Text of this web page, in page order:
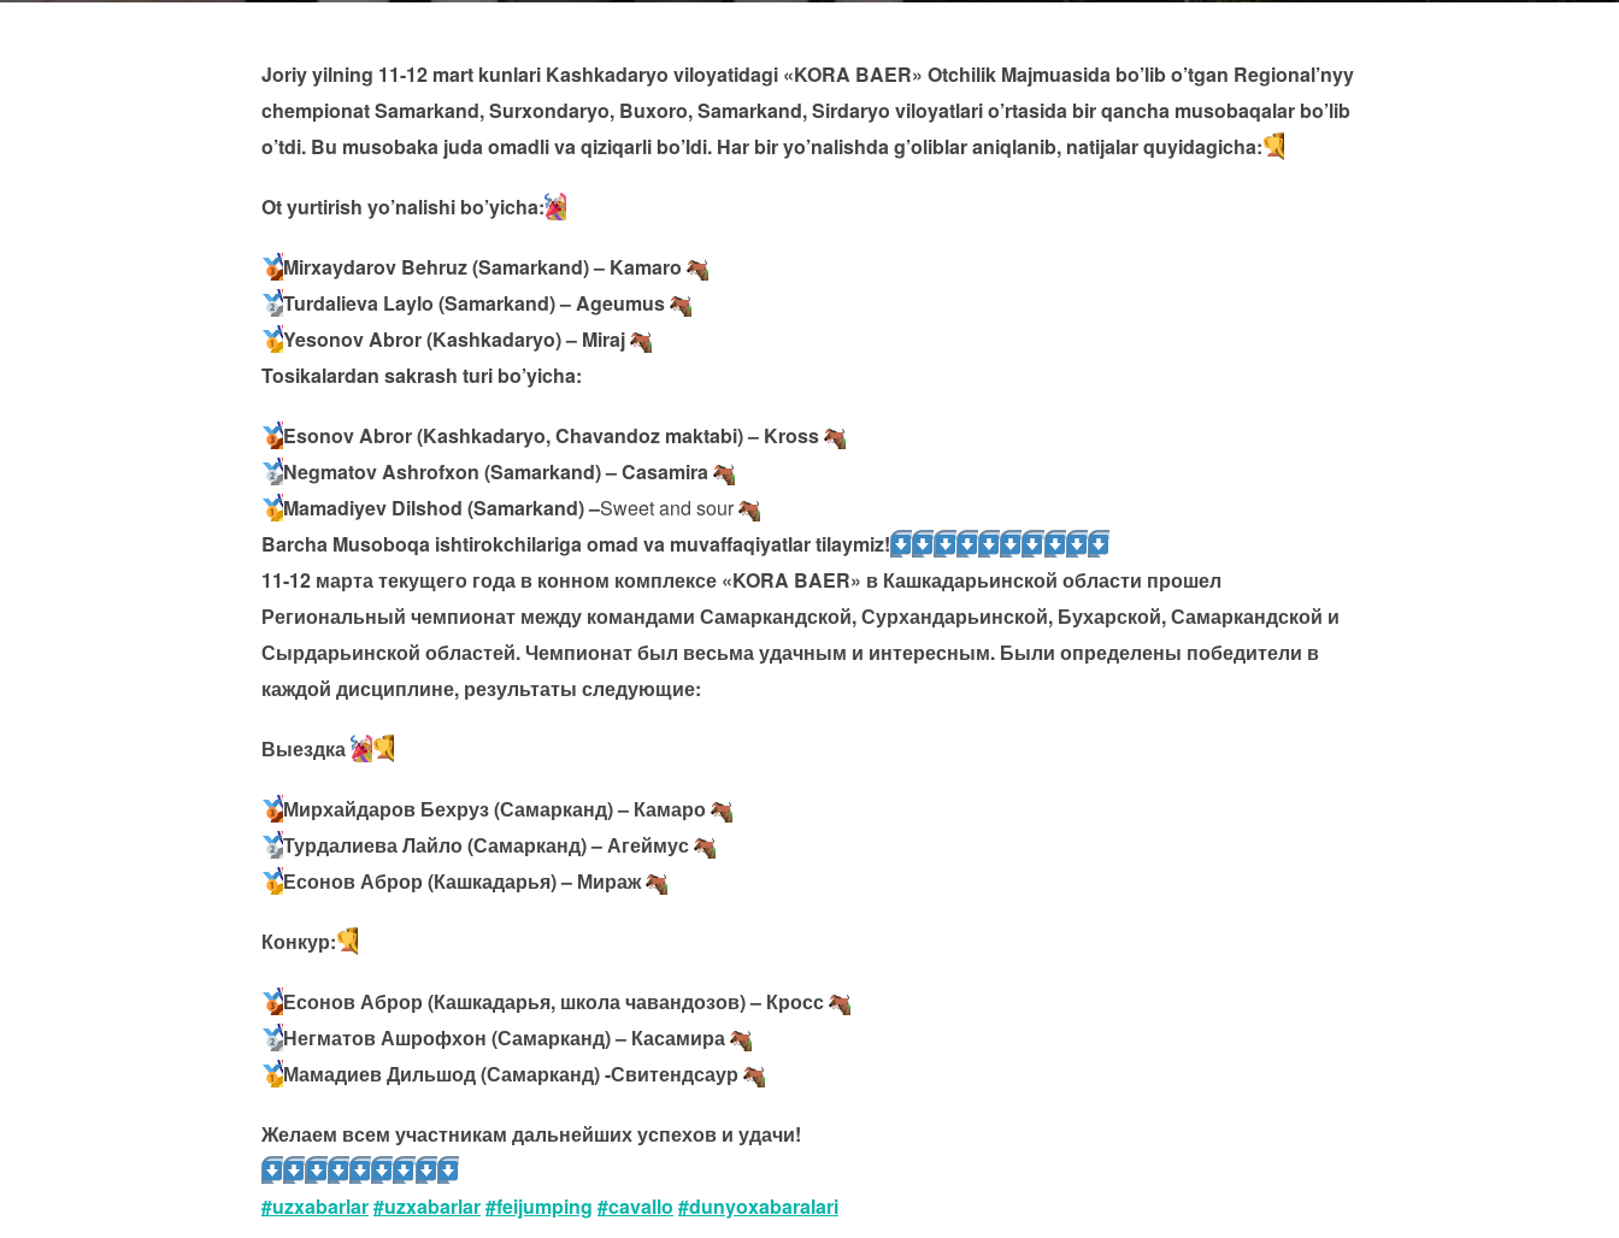
Joriy yilning 11-12 mart kunlari Kashkadaryo viloyatidagi «KORA BAER» Otchilik Majmuasida bo’lib o’tgan Regional’nyy
chempionat Samarkand, Surxondaryo, Buxoro, Samarkand, Sirdaryo viloyatlari o’rtasida bir qancha musobaqalar bo’lib
o’tdi. Bu musobaka juda omadli va qiziqarli bo’ldi. Har bir yo’nalishda g’oliblar aniqlanib, natijalar quyidagicha:
Ot yurtirish yo’nalishi bo’yicha:
Mirxaydarov Behruz (Samarkand) – Kamaro
Turdalieva Laylo (Samarkand) – Ageumus
Yesonov Abror (Kashkadaryo) – Miraj
Tosikalardan sakrash turi bo’yicha:
Esonov Abror (Kashkadaryo, Chavandoz maktabi) – Kross
Negmatov Ashrofxon (Samarkand) – Casamira
Mamadiyev Dilshod (Samarkand) –Sweet and sour
Barcha Musoboqa ishtirokchilariga omad va muvaffaqiyatlar tilaymiz!
11-12 марта текущего года в конном комплексе «KORA BAER» в Кашкадарьинской области прошел
Региональный чемпионат между командами Самаркандской, Сурхандарьинской, Бухарской, Самаркандской и
Сырдарьинской областей. Чемпионат был весьма удачным и интересным. Были определены победители в
каждой дисциплине, результаты следующие:
Выездка
Мирхайдаров Бехруз (Самарканд) – Камаро
Турдалиева Лайло (Самарканд) – Агеймус
Есонов Аброр (Кашкадарья) – Мираж
Конкур:
Есонов Аброр (Кашкадарья, школа чавандозов) – Кросс
Негматов Ашрофхон (Самарканд) – Касамира
Мамадиев Дильшод (Самарканд) -Свитендсаур
Желаем всем участникам дальнейших успехов и удачи!
#uzxabarlar#uzxabarlar#feijumping #cavallo #dunyoxabaralari